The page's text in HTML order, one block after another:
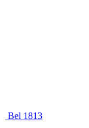
Bel 1813